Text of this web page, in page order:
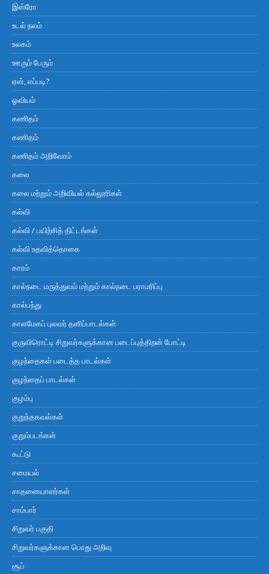
இஸ்ரோ
உடல் நலம்
உலகம்
ஊரும் பேரும்
ஏன், எப்படி?
ஓவியம்
கணிதம்
கணிதம்
கணிதம் அறிவோம்
கலை
கலை மற்றும் அறிவியல் கல்லூரிகள்
கல்வி
கல்வி / பயிற்சித் திட்டங்கள்
கல்வி உதவித்தொகை
காரம்
கால்நடை மருத்துவம் மற்றும் கால்நடை பராமரிப்பு
கால்பந்து
காளமேகப் புலவர் தனிப்பாடல்கள்
குருவிரொட்டி சிறுவர்களுக்கான படைப்புத்திறன் போட்டி
குழந்தைகள் படைத்த பாடல்கள்
குழந்தைப் பாடல்கள்
குழம்பு
குறுந்தகவல்கள்
குறும்படங்கள்
கூட்டு
சமையல்
சாதனையாளர்கள்
சாம்பார்
சிறுவர் பகுதி
சிறுவர்களுக்கான பொது அறிவு
சூப்